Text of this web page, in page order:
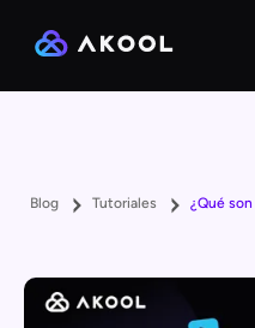
Blog Tutoriales ¿Qué